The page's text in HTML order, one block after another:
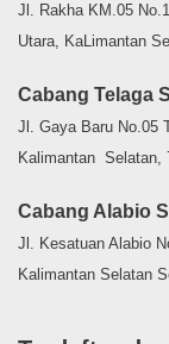
Jl. Rakha KM.05
Utara, KaLimantan
Cabang Telaga
Jl. Gaya Baru No.05
Kalimantan Selatan,
Cabang Alabio
Jl. Kesatuan Alabio
Kalimantan Selatan